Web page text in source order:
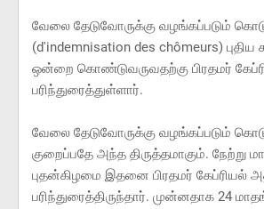
வேலை தேடுவோருக்கு வழங்கப்படும்
(d'indemnisation des chômeurs) புதிய
ஒன்றை கொண்டுவருவதற்கு பிரதமர்
பரிந்துரைத்துள்ளார்.
வேலை தேடுவோருக்கு வழங்கப்படும்
குறைப்பதே அந்த திருத்தமாகும். நேற்று
புதன்கிழமை இதனை பிரதமர் கேப்ரியல்
பரிந்துரைத்திருந்தார். முன்னதாக 24